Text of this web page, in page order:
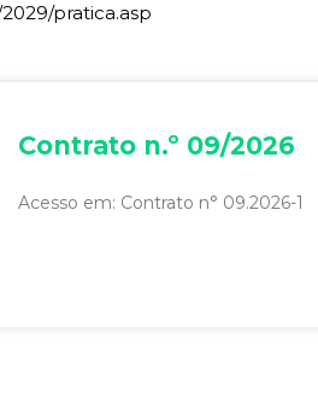
pratica.asp
Contrato n.º 09/2026
Acesso em: Contrato n° 09.2026-1